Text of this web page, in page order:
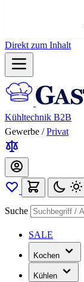
Direkt zum Inhalt
Kühltechnik B2B
Gewerbe / Privat
Suche
SALE
Kochen
Kühlen